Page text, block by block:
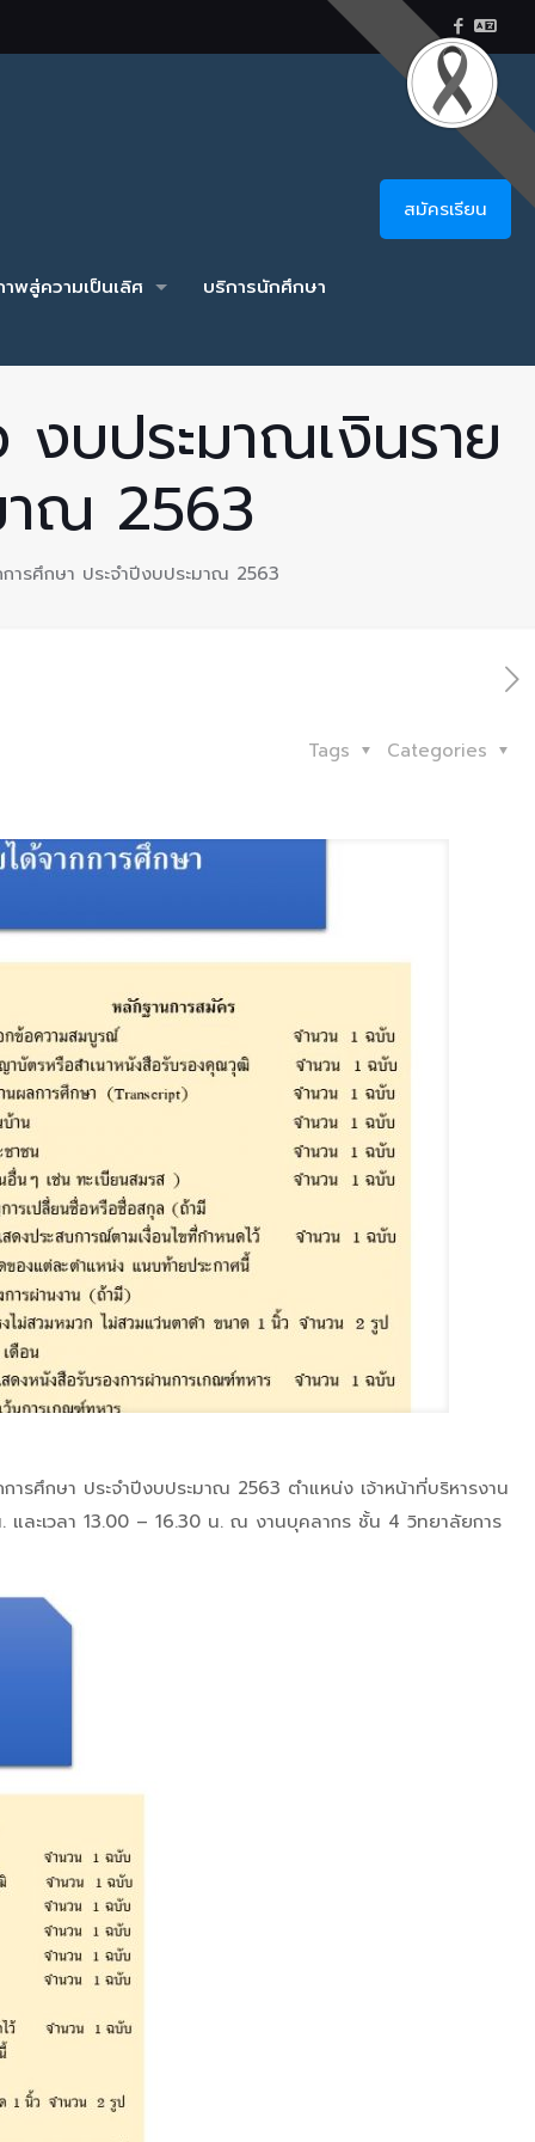
พสู่ความเป็นเลิศ บริการนักศึกษา
สมัครเรียน
บประมาณเงินราย
าณ 2563
ารศึกษา ประจำปีงบประมาณ 2563
Categories
Tags
กษา ประจำปีงบประมาณ 2563 ตำแหน่ง เจ้าหน้าที่บริหารงาน
ละเวลา 13.00 – 16.30 น. ณ งานบุคลากร ชั้น 4 วิทยาลัยการ